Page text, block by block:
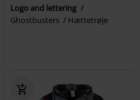
Logo and lettering
Ghostbusters
Hættetrøje